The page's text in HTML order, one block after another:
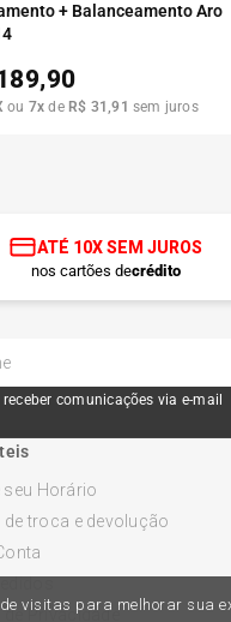
visitas para melhorar sua
+ Balanceamento Aro
ou 7x de R$ 31 ,91 sem juros
ATÉ 10X SEM JUROS
nos cartões decrédito
receber comunicações via e-mail
seu Horário
de troca e devolução
Privacidade